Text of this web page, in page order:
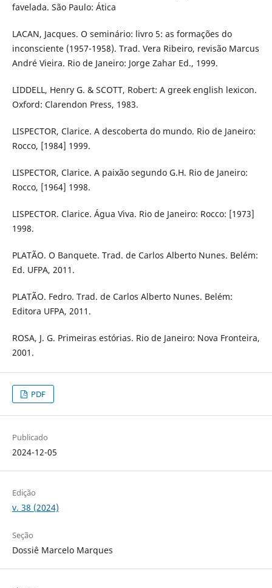
favelada. São Paulo: Ática
LACAN, Jacques. O seminário: livro 5: as formações do
inconsciente (1957-1958). Trad. Vera Ribeiro, revisão Marcus
André Vieira. Rio de Janeiro: Jorge Zahar Ed., 1999.
LIDDELL, Henry G. & SCOTT, Robert: A greek english lexicon.
Oxford: Clarendon Press, 1983.
LISPECTOR, Clarice. A descoberta do mundo. Rio de Janeiro:
Rocco, [1984] 1999.
LISPECTOR, Clarice. A paixão segundo G.H. Rio de Janeiro:
Rocco, [1964] 1998.
LISPECTOR. Clarice. Água Viva. Rio de Janeiro: Rocco: [1973]
1998.
PLATÃO. O Banquete. Trad. de Carlos Alberto Nunes. Belém:
Ed. UFPA, 2011.
PLATÃO. Fedro. Trad. de Carlos Alberto Nunes. Belém:
Editora UFPA, 2011.
ROSA, J. G. Primeiras estórias. Rio de Janeiro: Nova Fronteira,
2001.
PDF
Publicado
2024-12-05
Edição
v. 38 (2024)
Seção
Dossiê Marcelo Marques